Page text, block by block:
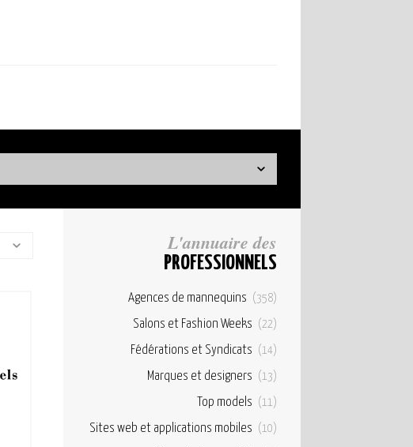
L'annuaire des
PROFESSIONNELS
Agences de mannequins (358)
Salons et Fashion Weeks (22)
Fédérations et Syndicats (14)
Marques et designers (13)
Top models (11)
Sites web et applications mobiles (10)